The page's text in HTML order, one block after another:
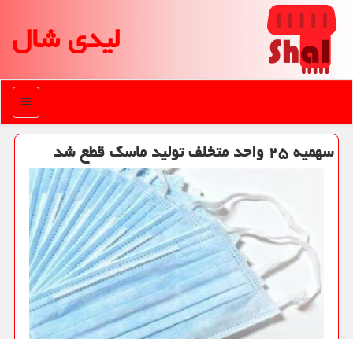
لیدی شال
منو
سهمیه ۲۵ واحد متخلف تولید ماسك قطع شد